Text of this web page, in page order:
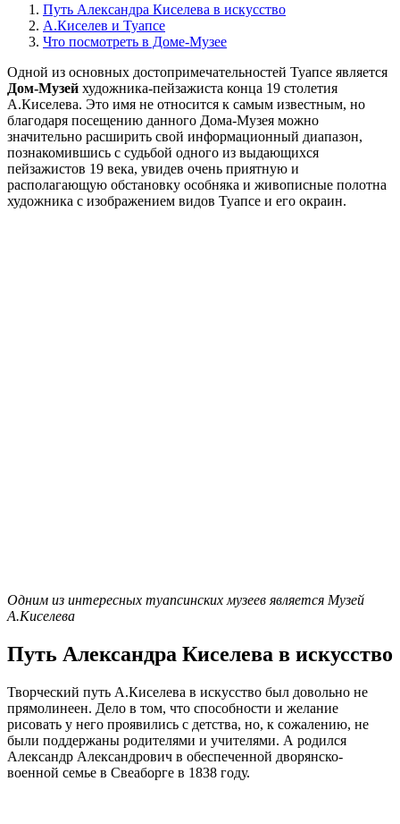
Путь Александра Киселева в искусство
А.Киселев и Туапсе
Что посмотреть в Доме-Музее
Одной из основных достопримечательностей Туапсе является
Дом-Музей художника-пейзажиста конца 19 столетия
А.Киселева. Это имя не относится к самым известным, но
благодаря посещению данного Дома-Музея можно
значительно расширить свой информационный диапазон,
познакомившись с судьбой одного из выдающихся
пейзажистов 19 века, увидев очень приятную и
располагающую обстановку особняка и живописные полотна
художника с изображением видов Туапсе и его окраин.
Одним из интересных туапсинских музеев является Музей
А.Киселева
Путь Александра Киселева в искусство
Творческий путь А.Киселева в искусство был довольно не
прямолинеен. Дело в том, что способности и желание
рисовать у него проявились с детства, но, к сожалению, не
были поддержаны родителями и учителями. А родился
Александр Александрович в обеспеченной дворянско-
военной семье в Свеаборге в 1838 году.